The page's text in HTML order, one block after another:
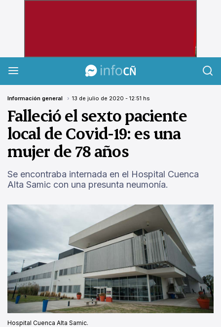
Información general 13 de julio de 2020 - 12:51 hs
Falleció el sexto paciente
local de Covid-19: es una
mujer de 78 años
Se encontraba internada en el Hospital Cuenca
Alta Samic con una presunta neumonía.
Hospital Cuenca Alta Samic.